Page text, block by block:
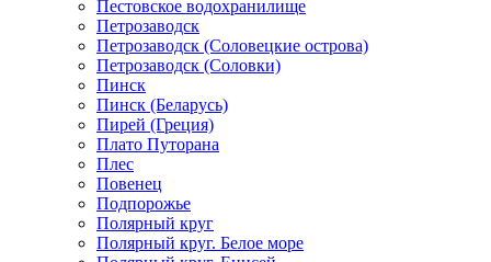
Пестовское водохранилище
Петрозаводск
Петрозаводск (Соловецкие острова)
Петрозаводск (Соловки)
Пинск
Пинск (Беларусь)
Пирей (Греция)
Плато Путорана
Плес
Повенец
Подпорожье
Полярный круг
Полярный круг. Белое море